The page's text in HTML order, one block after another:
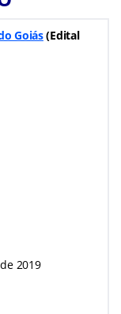
Goiás(Edital
2019